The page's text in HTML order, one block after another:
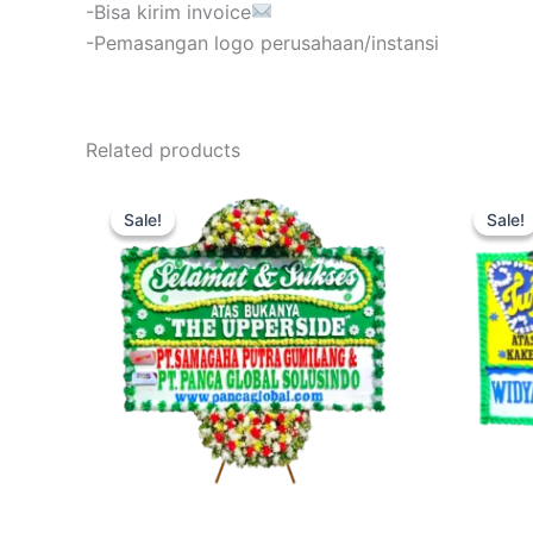
-Bisa kirim invoice
-Pemasangan logo perusahaan/instansi
Related products
Sale!
Sale!
price
was:
Rp650.000.
is:
Rp499.000.
Sale!
Sale!